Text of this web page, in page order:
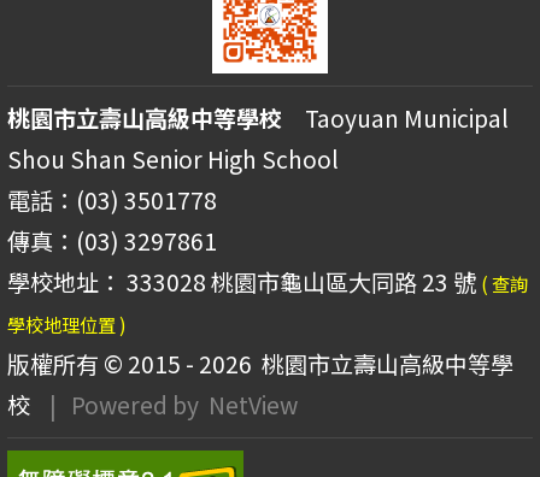
桃園市立壽山高級中等學校 Taoyuan Municipal
Shou Shan Senior High School
電話：(03) 3501778
傳真：(03) 3297861
學校地址： 333028 桃園市龜山區大同路 23 號 ( 查詢
學校地理位置 )
版權所有 © 2015 - 2026 桃園市立壽山高級中等學
校
| Powered by NetView